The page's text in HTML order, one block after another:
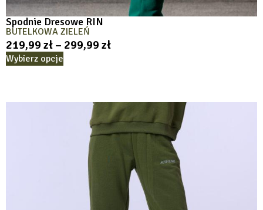
Spodnie Dresowe RIN
BUTELKOWA ZIELEŃ
219,99 zł – 299,99 zł
Wybierz opcje